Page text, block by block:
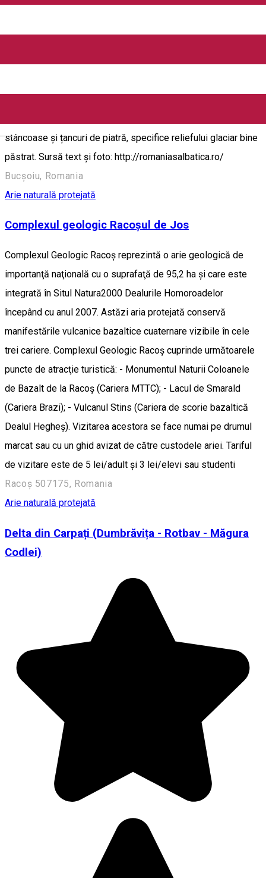
English
Abruptul Bucșoiu - Mălăești - Gaura
stâncoase şi țancuri de piatră, specifice reliefului glaciar bine
păstrat. Sursă text și foto: http://romaniasalbatica.ro/
Bucșoiu, Romania
Arie naturală protejată
Complexul geologic Racoșul de Jos
Complexul Geologic Racoş reprezintă o arie geologică de
importanţă naţională cu o suprafaţă de 95,2 ha şi care este
integrată în Situl Natura2000 Dealurile Homoroadelor
începând cu anul 2007. Astăzi aria protejată conservă
manifestările vulcanice bazaltice cuaternare vizibile în cele
trei cariere. Complexul Geologic Racoş cuprinde următoarele
puncte de atracţie turistică: - Monumentul Naturii Coloanele
de Bazalt de la Racoş (Cariera MTTC); - Lacul de Smarald
(Cariera Brazi); - Vulcanul Stins (Cariera de scorie bazaltică
Dealul Hegheş). Vizitarea acestora se face numai pe drumul
marcat sau cu un ghid avizat de către custodele ariei. Tariful
de vizitare este de 5 lei/adult şi 3 lei/elevi sau studenti
Racoș 507175, Romania
Arie naturală protejată
Delta din Carpați (Dumbrăvița - Rotbav - Măgura
Codlei)